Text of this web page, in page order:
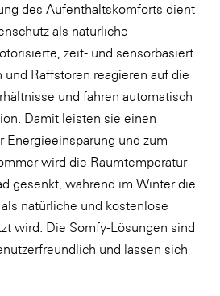
des Aufenthaltskomforts dient
als natürliche
zeit- und sensorbasiert
Raffstoren reagieren auf die
und fahren automatisch
Damit leisten sie einen
Energieeinsparung und zum
wird die Raumtemperatur
gesenkt, während im Winter die
natürliche und kostenlose
wird. Die Somfy-Lösungen sind
und lassen sich